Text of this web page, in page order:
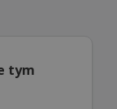
tym